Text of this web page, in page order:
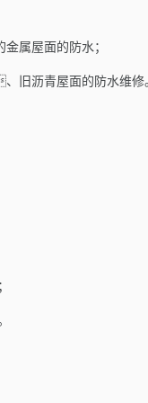
属屋面的防水；
旧沥青屋面的防水维修